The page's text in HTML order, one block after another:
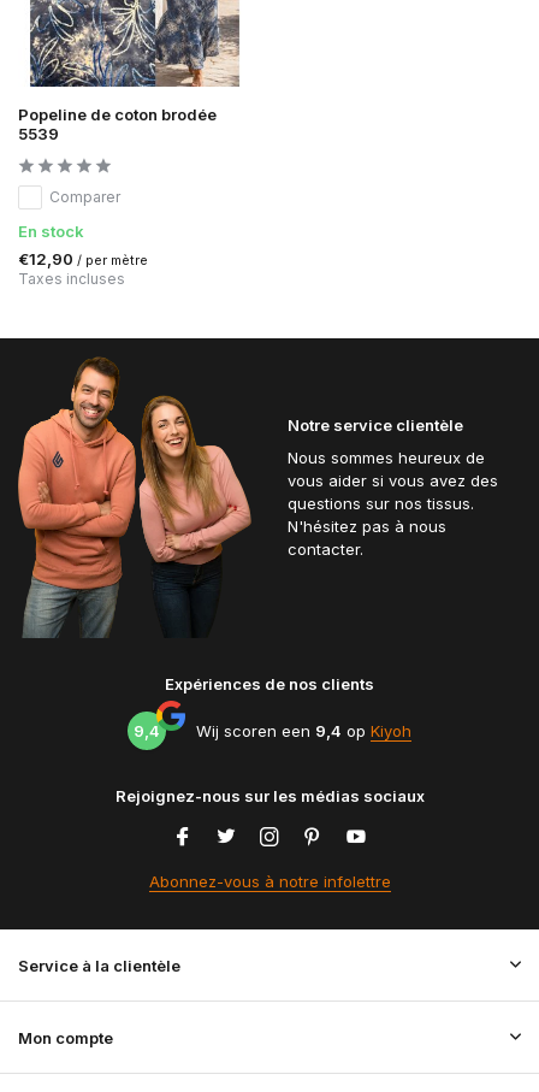
Popeline de coton brodée
5539
Comparer
En stock
€12,90 / per mètre
Taxes incluses
Notre service clientèle
Nous sommes heureux de
vous aider si vous avez des
questions sur nos tissus.
N'hésitez pas à nous
contacter.
Expériences de nos clients
9,4 Wij scoren een 9,4 op Kiyoh
Rejoignez-nous sur les médias sociaux
Abonnez-vous à notre infolettre
Service à la clientèle
Mon compte